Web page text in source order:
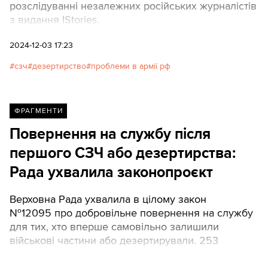
розслідуванні незалежних російських журналістів
з видання IStories.
2024-12-03 17:23
сзч дезертирство проблеми в армії рф
ФРАГМЕНТИ
Повернення на службу після
першого СЗЧ або дезертирства:
Рада ухвалила законопроєкт
Верховна Рада ухвалила в цілому закон
№12095 про добровільне повернення на службу
для тих, хто вперше самовільно залишили
військові частини або дезертирували. 253